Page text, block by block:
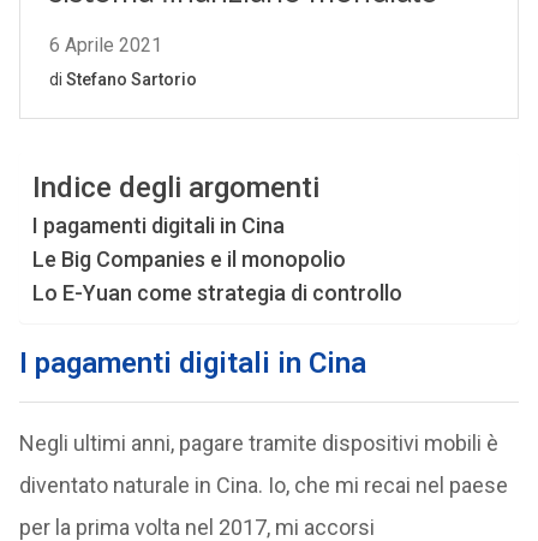
Indice degli argomenti
I pagamenti digitali in Cina
Le Big Companies e il monopolio
Lo E-Yuan come strategia di controllo
I pagamenti digitali in Cina
Negli ultimi anni, pagare tramite dispositivi mobili è
diventato naturale in Cina. Io, che mi recai nel paese
per la prima volta nel 2017, mi accorsi